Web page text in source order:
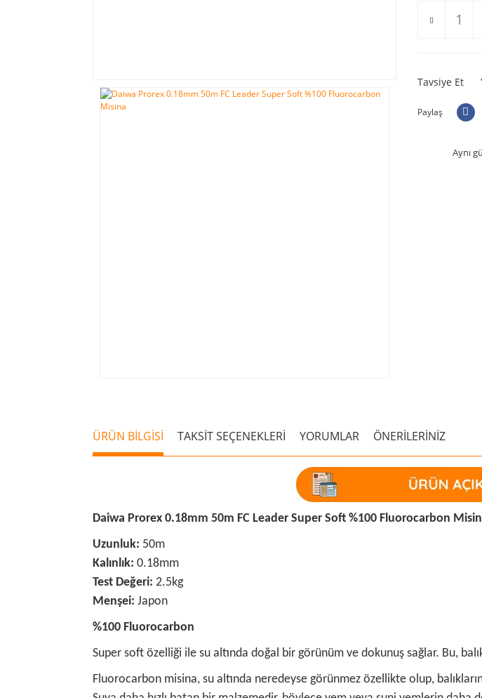
Tavsiye Et
Paylaş
Aynı
ÜRÜN BİLGİSİ TAKSİT SEÇENEKLERİ YORUMLAR ÖNERİLERİNİZ
Daiwa Prorex 0.18mm 50m FC Leader Super Soft %100 Fluorocarbon
Uzunluk: 50m
Kalınlık: 0.18mm
Test Değeri: 2.5kg
Menşei: Japon
%100 Fluorocarbon
Super soft özelliği ile su altında doğal bir görünüm ve dokunuş sağlar. Bu,
Fluorocarbon misina, su altında neredeyse görünmez özellikte olup,